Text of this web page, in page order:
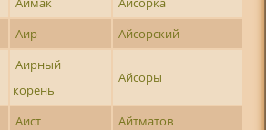
Аир Айсорский
Аирный
корень
Айсоры
Аист
Айтматов